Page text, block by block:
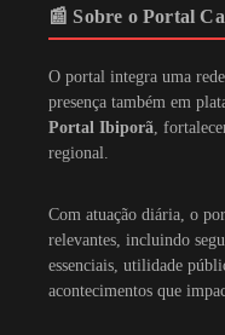
📰 Sobre o Portal
O portal integra uma
presença também em
Portal Ibiporã ,
regional.
Com atuação diária, o
relevantes, incluindo
essenciais, utilidade
acontecimentos que